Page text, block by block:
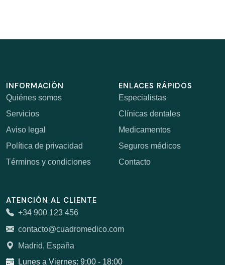
INFORMACIÓN
Quiénes somos
Servicios
Aviso legal
Política de privacidad
Términos y condiciones
ENLACES RÁPIDOS
Especialistas
Clínicas dentales
Medicamentos
Seguros médicos
Contacto
ATENCIÓN AL CLIENTE
+34 900 123 456
contacto@cuadromedico.com
Madrid, España
Lunes a Viernes: 9:00 - 18:00